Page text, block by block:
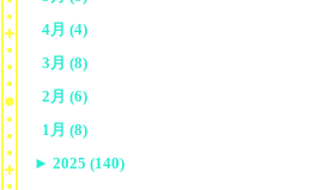
4月 (4)
3月 (8)
2月 (6)
1月 (8)
► 2025 (140)